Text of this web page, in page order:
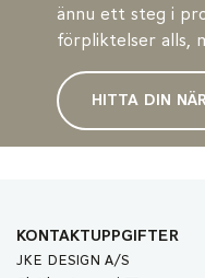
ännu ett steg i
förpliktelser alls,
HITTA DIN
KONTAKTUPPGIFTER
JKE DESIGN A/S